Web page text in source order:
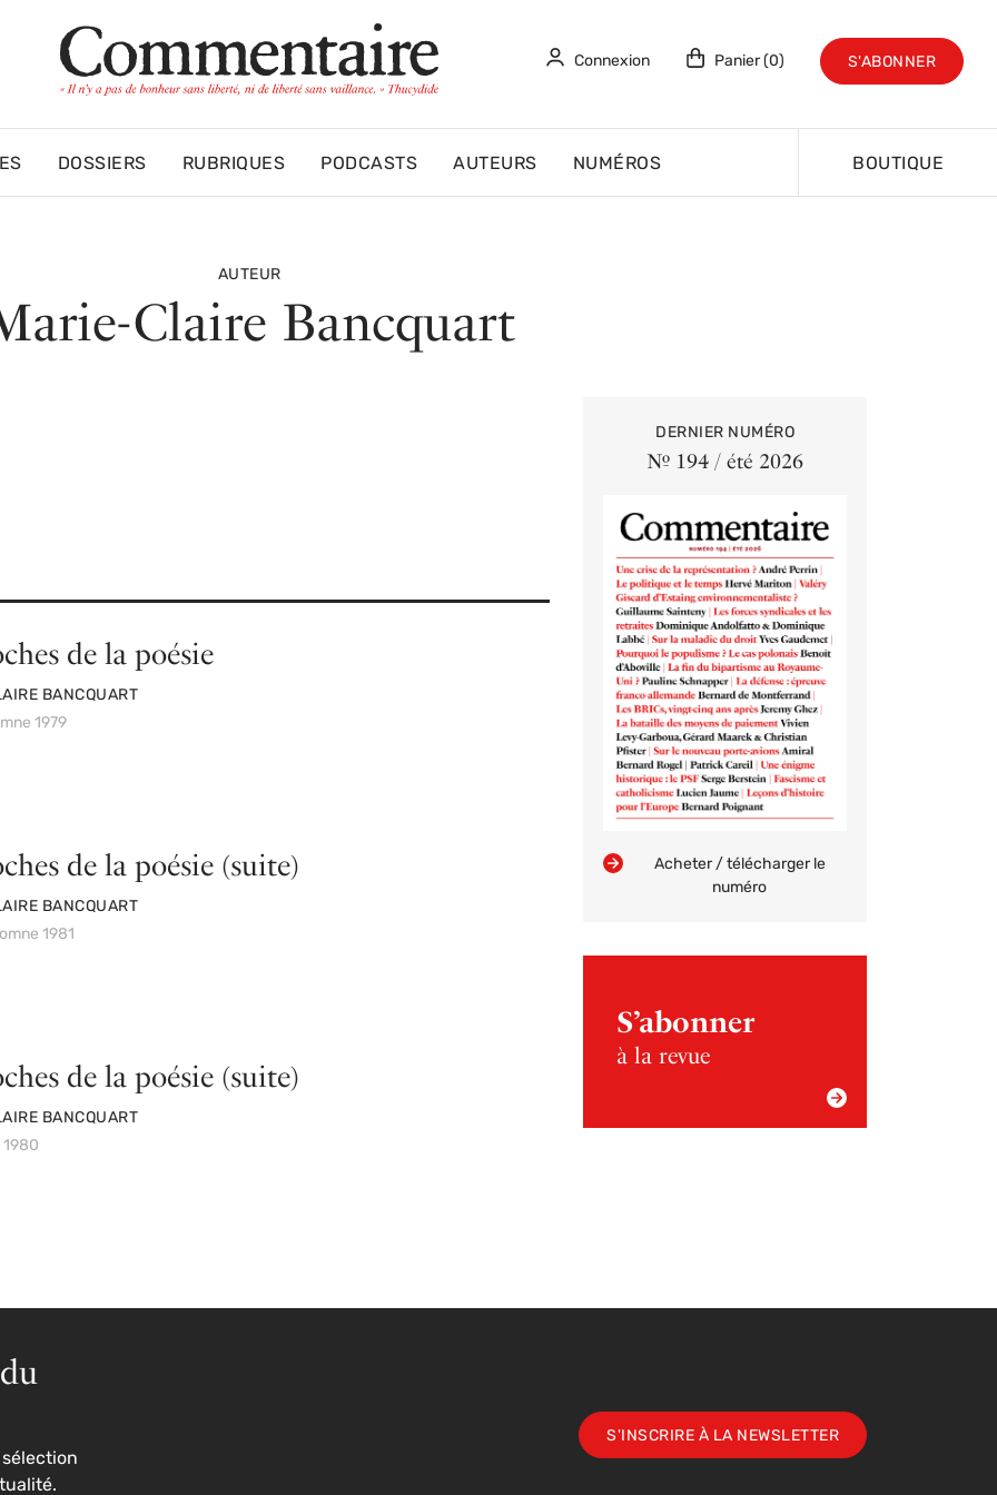
Connexion Panier (0) S'ABONNER
DOSSIERS RUBRIQUES PODCASTS AUTEURS NUMÉROS BOUTIQUE
AUTEUR
Claire Bancquart
de la poésie
BANCQUART
1979
de la poésie (suite)
BANCQUART
1981
de la poésie (suite)
BANCQUART
1980
DERNIER NUMÉRO
Nº 194 / été 2026
Acheter / télécharger le
numéro
S’abonner
à la revue
S'INSCRIRE À LA NEWSLETTER